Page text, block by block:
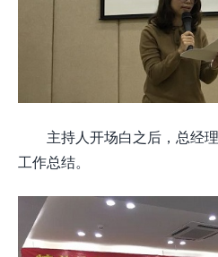
主持人开场白之后，总经
工作总结。